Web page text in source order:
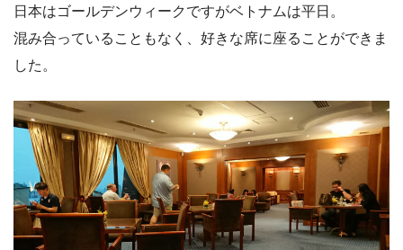
日本はゴールデンウィークですがベトナムは平日。
混み合っていることもなく、好きな席に座ることができま
した。